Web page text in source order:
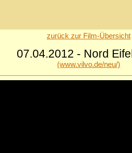
zurück zur Film-Übersicht
07.04.2012 - Nord
(www.vilvo.de/neu/)